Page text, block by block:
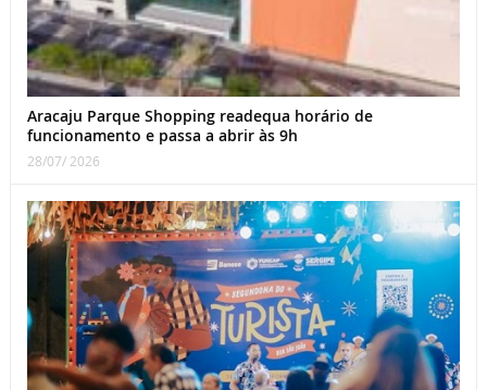
Aracaju Parque Shopping readequa horário de
funcionamento e passa a abrir às 9h
28/07/ 2026